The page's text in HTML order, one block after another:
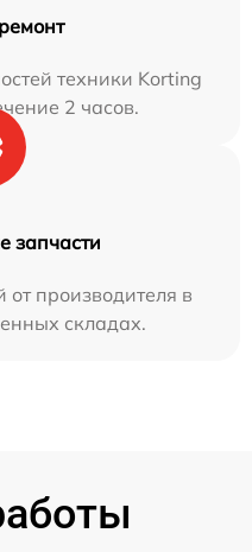
техники Korting
2 часов.
запчасти
от производителя в
складах.